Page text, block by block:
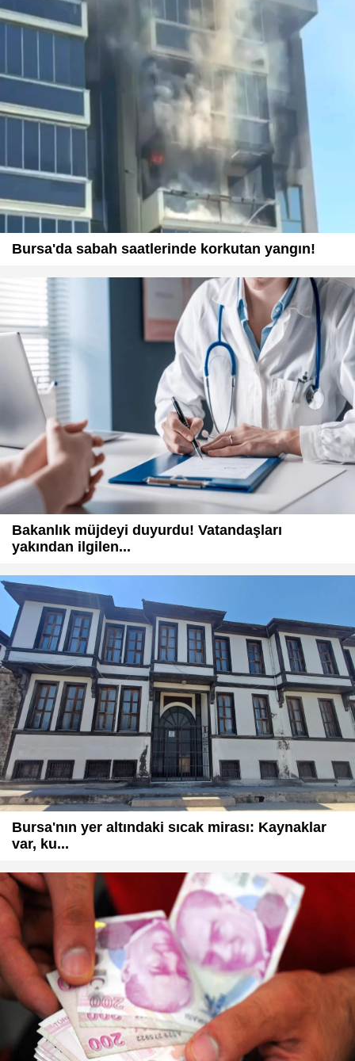
Bursa'da sabah saatlerinde korkutan yangın!
Bakanlık müjdeyi duyurdu! Vatandaşları
yakından ilgilen...
Bursa'nın yer altındaki sıcak mirası: Kaynaklar
var, ku...